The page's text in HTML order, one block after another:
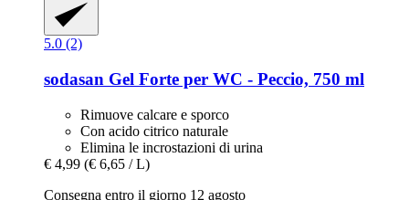
5.0 (2)
sodasan Gel Forte per WC -​ Peccio, 750 ml
Rimuove calcare e sporco
Con acido citrico naturale
Elimina le incrostazioni di urina
€ 4,99 (€ 6,65 / L)
Consegna entro il giorno 12 agosto